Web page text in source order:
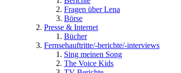
Fragen über Lena
Börse
Presse & Internet
Bücher
Fernsehauftritte/-berichte/-interviews
Sing meinen Song
The Voice Kids